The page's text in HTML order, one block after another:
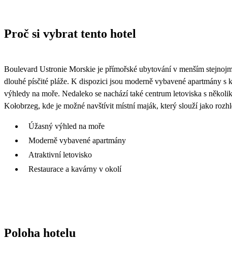
Proč si vybrat tento hotel
Boulevard Ustronie Morskie je přímořské ubytování v menším
dlouhé písčité pláže. K dispozici jsou moderně vybavené apartmány
výhledy na moře. Nedaleko se nachází také centrum letoviska s
Kołobrzeg, kde je možné navštívit místní maják, který slouží jako
Úžasný výhled na moře
Moderně vybavené apartmány
Atraktivní letovisko
Restaurace a kavárny v okolí
Poloha hotelu